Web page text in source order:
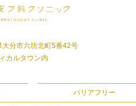
分市六坊北町5番42号
カルタウン内
バリアフリー